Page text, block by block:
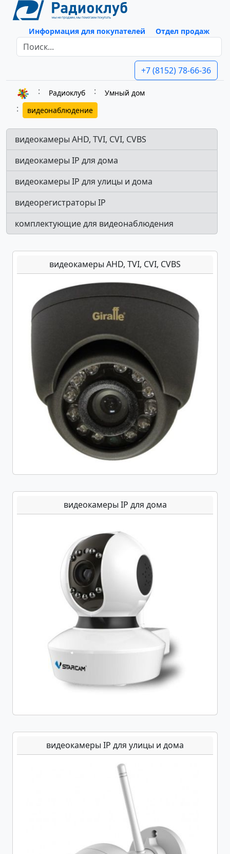
Информация для покупателей Отдел продаж
+7 (8152) 78-66-36
Радиоклуб
Умный дом
видеонаблюдение
видеокамеры AHD, TVI, CVI, CVBS
видеокамеры IP для дома
видеокамеры IP для улицы и дома
видеорегистраторы IP
комплектующие для видеонаблюдения
видеокамеры AHD, TVI, CVI, CVBS
видеокамеры IP для дома
видеокамеры IP для улицы и дома